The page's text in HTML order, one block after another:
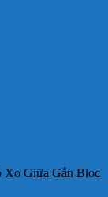
Giữa Gắn Bloc